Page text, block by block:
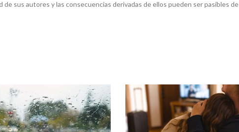
sus autores y las consecuencias derivadas de ellos pueden ser pasibles de